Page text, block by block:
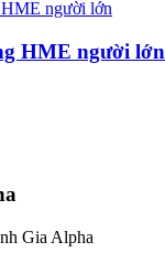
HME người lớn
Gia Alpha